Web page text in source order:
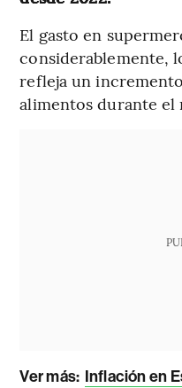
El gasto en
considerablemente,
refleja un
alimentos durante el
Ver más: Inflación en